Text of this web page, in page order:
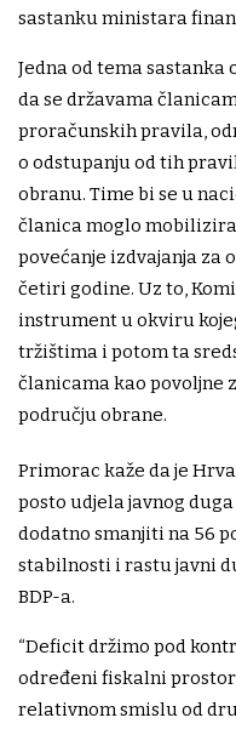
sastanku ministara
Jedna od tema sastanka
da se državama
proračunskih pravila,
o odstupanju od tih
obranu. Time bi se u
članica moglo
povećanje izdvajanja za
četiri godine. Uz to,
instrument u okviru
tržištima i potom ta
članicama kao povoljne
području obrane.
Primorac kaže da je
posto udjela javnog duga
dodatno smanjiti na 56
stabilnosti i rastu javni
BDP-a.
“Deficit držimo pod
određeni fiskalni prostor
relativnom smislu od